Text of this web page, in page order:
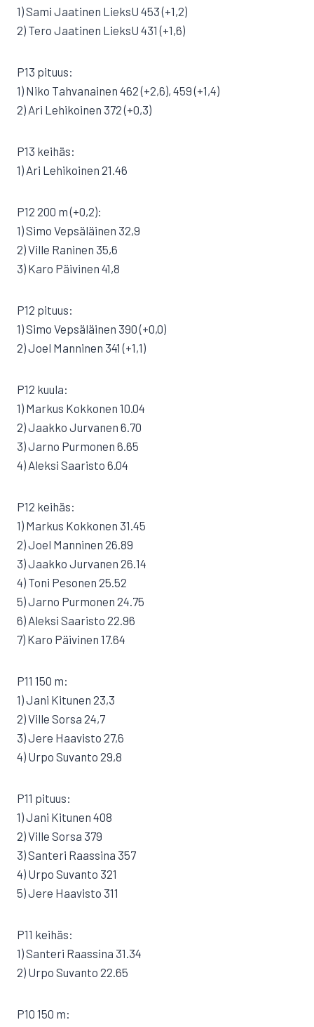
1) Sami Jaatinen LieksU 453 (+1,2)
2) Tero Jaatinen LieksU 431 (+1,6)
P13 pituus:
1) Niko Tahvanainen 462 (+2,6), 459 (+1,4)
2) Ari Lehikoinen 372 (+0,3)
P13 keihäs:
1) Ari Lehikoinen 21.46
P12 200 m (+0,2):
1) Simo Vepsäläinen 32,9
2) Ville Raninen 35,6
3) Karo Päivinen 41,8
P12 pituus:
1) Simo Vepsäläinen 390 (+0,0)
2) Joel Manninen 341 (+1,1)
P12 kuula:
1) Markus Kokkonen 10.04
2) Jaakko Jurvanen 6.70
3) Jarno Purmonen 6.65
4) Aleksi Saaristo 6.04
P12 keihäs:
1) Markus Kokkonen 31.45
2) Joel Manninen 26.89
3) Jaakko Jurvanen 26.14
4) Toni Pesonen 25.52
5) Jarno Purmonen 24.75
6) Aleksi Saaristo 22.96
7) Karo Päivinen 17.64
P11 150 m:
1) Jani Kitunen 23,3
2) Ville Sorsa 24,7
3) Jere Haavisto 27,6
4) Urpo Suvanto 29,8
P11 pituus:
1) Jani Kitunen 408
2) Ville Sorsa 379
3) Santeri Raassina 357
4) Urpo Suvanto 321
5) Jere Haavisto 311
P11 keihäs:
1) Santeri Raassina 31.34
2) Urpo Suvanto 22.65
P10 150 m: